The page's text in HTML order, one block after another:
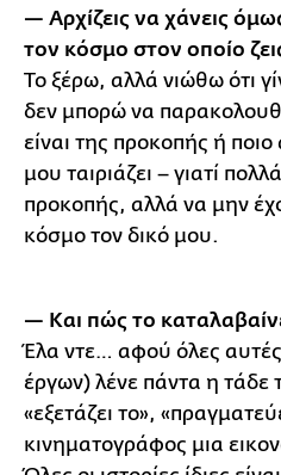
— Αρχίζεις να χάνεις
τον κόσμο στον οποίο
Το ξέρω, αλλά νιώθω ότι
δεν μπορώ να
είναι της προκοπής ή
μου ταιριάζει – γιατί
προκοπής, αλλά να μην
κόσμο τον δικό μου.
— Και πώς το
Έλα ντε… αφού όλες
έργων) λένε πάντα η τάδε
«εξετάζει το»,
κινηματογράφος μια